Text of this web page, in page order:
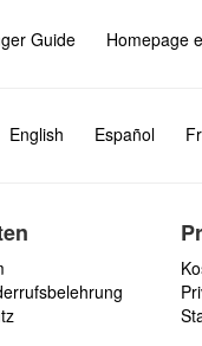
Guide Homepage
English Español